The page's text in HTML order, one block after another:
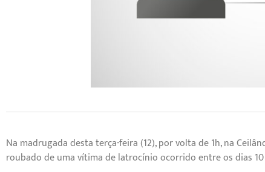
Na madrugada desta terça-feira (12), por volta de 1h, na
roubado de uma vítima de latrocínio ocorrido entre os dias 10